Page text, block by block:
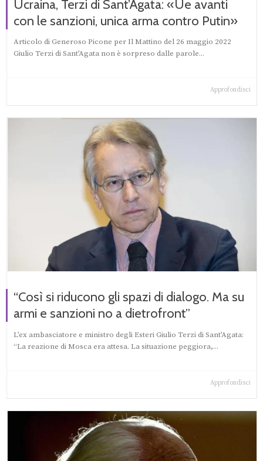
Ucraina, Terzi di Sant’Agata: «Ue avanti
con le sanzioni, unica arma contro Putin»
Articolo di Generoso Picone per Il Mattino del 26 maggio 2022
Giulio Terzi di Sant’Agata non è sorpreso dalle parole...
Approfondisci
“Così si riducono gli spazi di dialogo. Ma su
armi e sanzioni no a dietrofront”
L’ex ambasciatore e ministro degli Esteri Giulio Terzi di Sant’Agata:
“La reazione di Mosca era attesa. La situazione peggiora,...
Approfondisci